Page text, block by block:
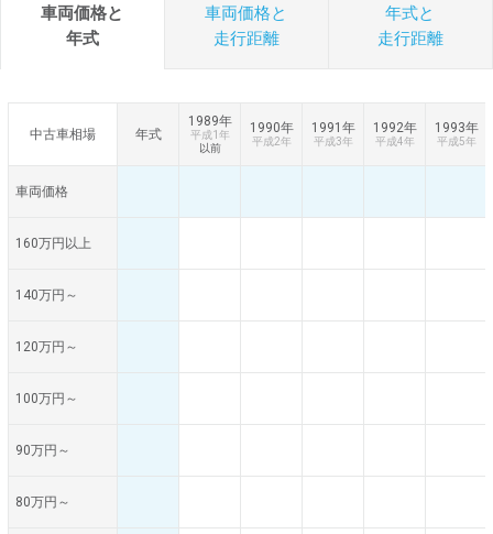
車両価格と
年式
車両価格と
走行距離
年式と
走行距離
中古車相場 年式
1989年
平成1年
以前
1990年
平成2年
1991年
平成3年
1992年
平成4年
1993年
平成5年
車両価格
160万円以上
140万円～
120万円～
100万円～
90万円～
80万円～